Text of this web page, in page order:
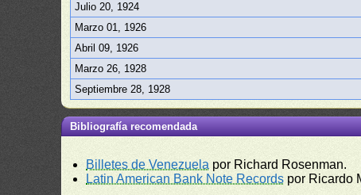
Julio 20, 1924
Marzo 01, 1926
Abril 09, 1926
Marzo 26, 1928
Septiembre 28, 1928
Bibliografía recomendada
Billetes de Venezuela por Richard Rosenman.
Latin American Bank Note Records por Ricardo